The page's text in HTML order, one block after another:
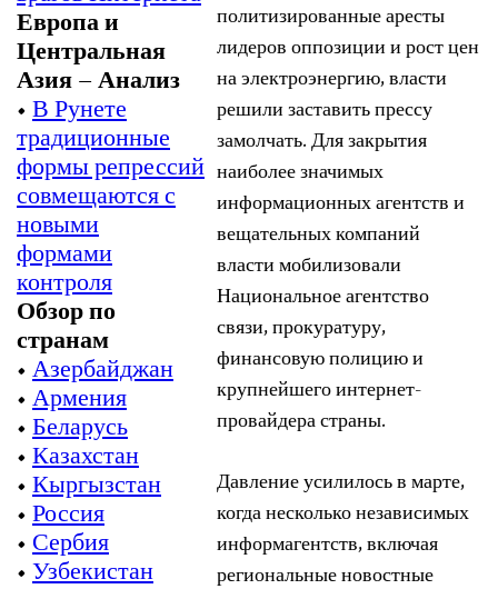
Европа и
Центральная
Азия – Анализ
•В Рунете
традиционные
формы репрессий
совмещаются с
новыми
формами
контроля
Обзор по
странам
•Азербайджан
•Армения
•Беларусь
•Казахстан
•Кыргызстан
•Россия
•Сербия
•Узбекистан
политизированные аресты
лидеров оппозиции и рост цен
на электроэнергию, власти
решили заставить прессу
замолчать. Для закрытия
наиболее значимых
информационных агентств и
вещательных компаний
власти мобилизовали
Национальное агентство
связи, прокуратуру,
финансовую полицию и
крупнейшего интернет-
провайдера страны.
Давление усилилось в марте,
когда несколько независимых
информагентств, включая
региональные новостные